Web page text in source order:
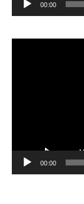
00:00
00:00